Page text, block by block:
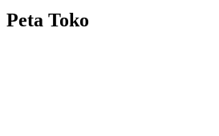
Peta Toko